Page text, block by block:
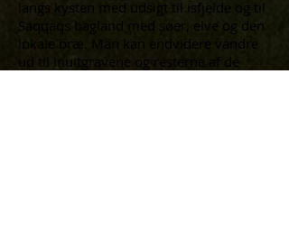
langs kysten med udsigt til isfjelde og til
Saqqaqs bagland med søer, elve og den
lokale bræ. Man kan endvidere vandre
ud til inuitgravene og resterne af de